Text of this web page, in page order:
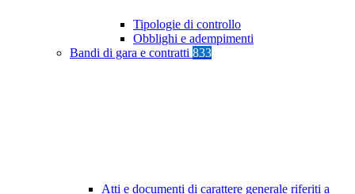
Tipologie di controllo
Obblighi e adempimenti
Bandi di gara e contratti 833
Atti e documenti di carattere generale riferiti a